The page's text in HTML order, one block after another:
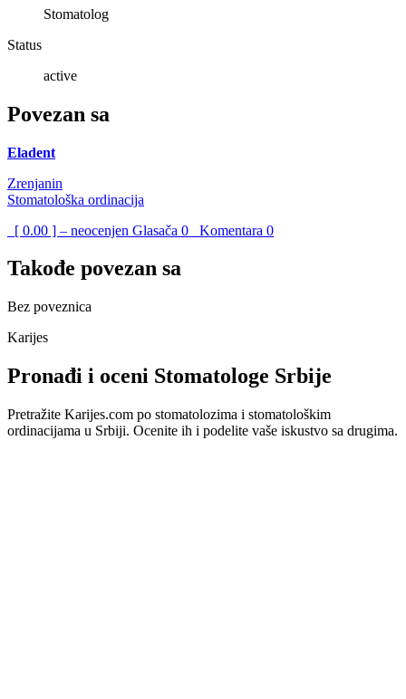
Stomatolog
Status
active
Povezan sa
Eladent
Zrenjanin
Stomatološka ordinacija
[ 0.00 ] – neocenjen Glasača 0 Komentara 0
Takođe povezan sa
Bez poveznica
Karijes
Pronađi i oceni Stomatologe Srbije
Pretražite Karijes.com po stomatolozima i stomatološkim
ordinacijama u Srbiji. Ocenite ih i podelite vaše iskustvo sa drugima.